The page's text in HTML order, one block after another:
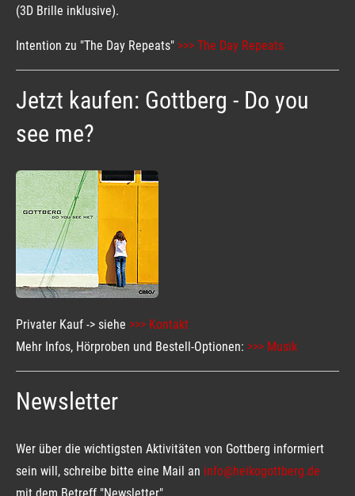
(3D Brille inklusive).
Intention zu "The Day Repeats" >>> The Day Repeats
Jetzt kaufen: Gottberg - Do you
see me?
Privater Kauf -> siehe >>> Kontakt
Mehr Infos, Hörproben und Bestell-Optionen: >>> Musik
Newsletter
Wer über die wichtigsten Aktivitäten von Gottberg informiert
sein will, schreibe bitte eine Mail an info@heikogottberg.de
mit dem Betreff "Newsletter".